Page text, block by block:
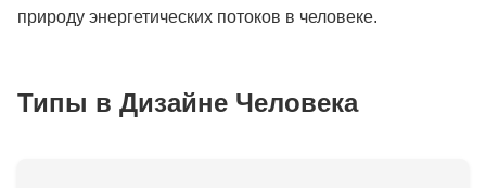
природу энергетических потоков в человеке.
Типы в Дизайне Человека